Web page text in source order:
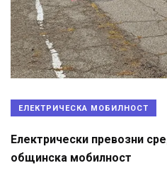
ЕЛЕКТРИЧЕСКА МОБИЛНОСТ
Електрически превозни
общинска мобилност